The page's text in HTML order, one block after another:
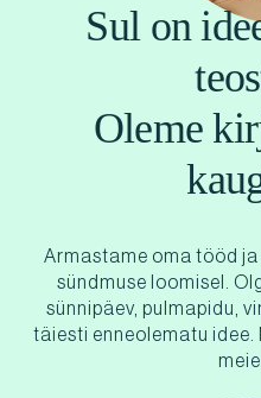
Sul on
Oleme
Armastame oma tööd
sündmuse loomisel.
sünnipäev, pulmapidu,
täiesti enneolematu idee.